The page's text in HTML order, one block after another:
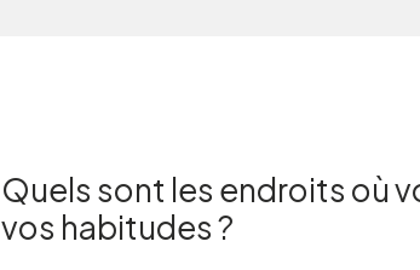
Quels sont les endroits où
vos habitudes ?